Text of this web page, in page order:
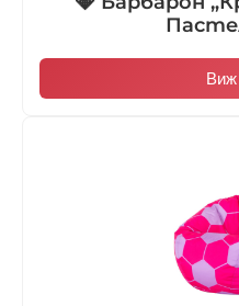
Виж